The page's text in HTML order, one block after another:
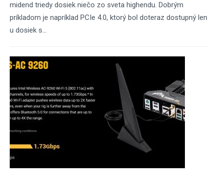
midend triedy dosiek niečo zo sveta highendu. Dobrým
príkladom je napríklad PCIe 4.0, ktorý bol doteraz dostupný len
u dosiek s...